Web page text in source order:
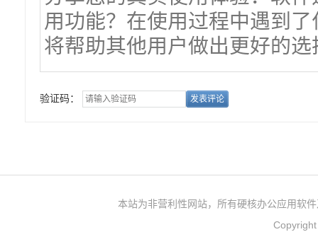
验证码：
本站为非营利性网站，所有硬核办公应用软